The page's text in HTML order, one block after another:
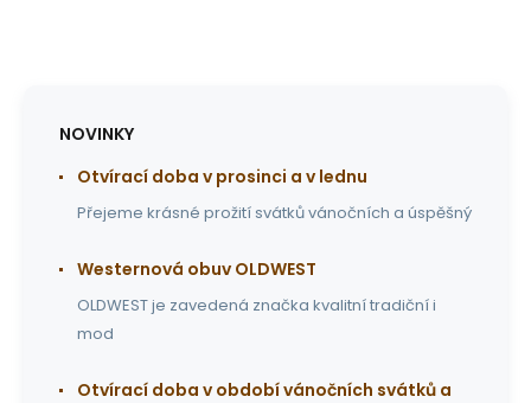
NOVINKY
Otvírací doba v prosinci a v lednu
Přejeme krásné prožití svátků vánočních a úspěšný
Westernová obuv OLDWEST
OLDWEST je zavedená značka kvalitní tradiční i
mod
Otvírací doba v období vánočních svátků a